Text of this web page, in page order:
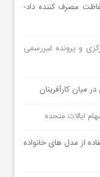
مصرف کننده داد-
و پرونده غیررسمی
میان کارآفرینان
ایالات متحده
از مدل های خانواده